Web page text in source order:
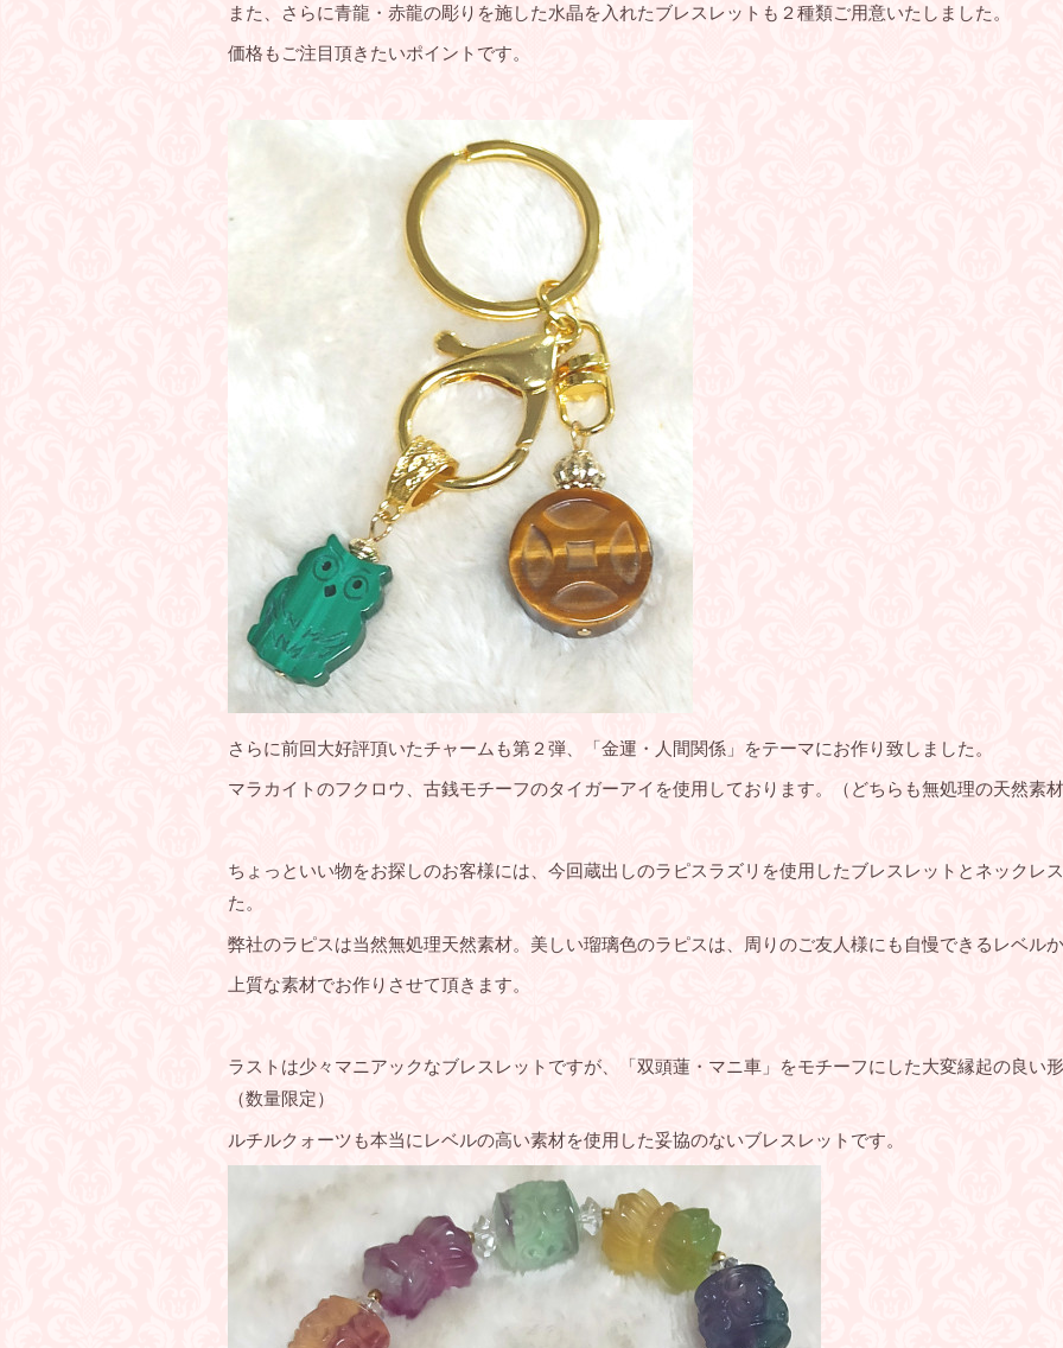
また、さらに青龍・赤龍の彫りを施した水晶を入れたブレスレットも２種類ご用意いたしました。
価格もご注目頂きたいポイントです。
さらに前回大好評頂いたチャームも第２弾、「金運・人間関係」をテーマにお作り致しました。
マラカイトのフクロウ、古銭モチーフのタイガーアイを使用しております。（どちらも無処理の天然素
ちょっといい物をお探しのお客様には、今回蔵出しのラピスラズリを使用したブレスレットとネックレ
た。
弊社のラピスは当然無処理天然素材。美しい瑠璃色のラピスは、周りのご友人様にも自慢できるレベル
上質な素材でお作りさせて頂きます。
ラストは少々マニアックなブレスレットですが、「双頭蓮・マニ車」をモチーフにした大変縁起の良い
（数量限定）
ルチルクォーツも本当にレベルの高い素材を使用した妥協のないブレスレットです。